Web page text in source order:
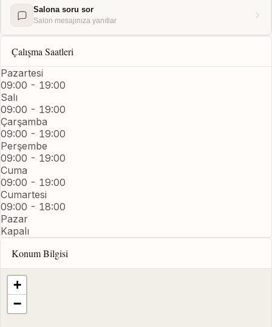
Salona soru sor
Salon mesajınıza yanıtlar
Çalışma Saatleri
Pazartesi
09:00 - 19:00
Salı
09:00 - 19:00
Çarşamba
09:00 - 19:00
Perşembe
09:00 - 19:00
Cuma
09:00 - 19:00
Cumartesi
09:00 - 18:00
Pazar
Kapalı
Konum Bilgisi
+
−